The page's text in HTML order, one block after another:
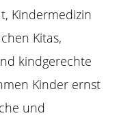
Kindermedizin
Kitas,
kindgerechte
Kinder ernst
und